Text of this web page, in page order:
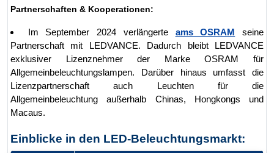
Partnerschaften & Kooperationen:
Im September 2024 verlängerte ams OSRAM seine
Partnerschaft mit LEDVANCE. Dadurch bleibt LEDVANCE
exklusiver Lizenznehmer der Marke OSRAM für
Allgemeinbeleuchtungslampen. Darüber hinaus umfasst die
Lizenzpartnerschaft auch Leuchten für die
Allgemeinbeleuchtung außerhalb Chinas, Hongkongs und
Macaus.
Einblicke in den LED-Beleuchtungsmarkt: